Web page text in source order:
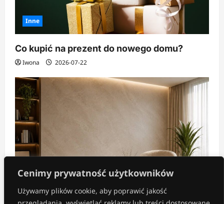
Cenimy prywatność użytkowników
Używamy plików cookie, aby poprawić jakość
Inne
Co kupić na prezent do nowego domu?
Iwona 2026-07-22
Aranżacja wnętrz